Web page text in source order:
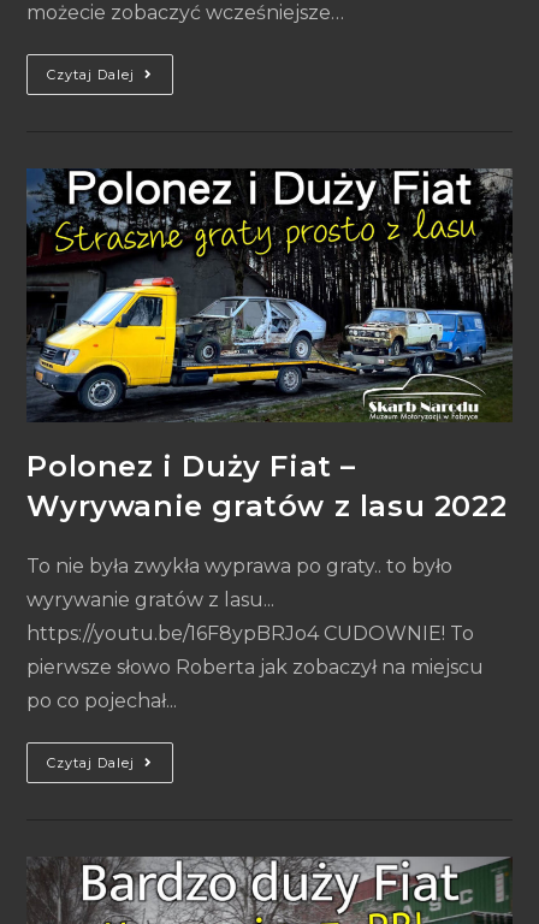
możecie zobaczyć wcześniejsze…
Czytaj Dalej
Polonez i Duży Fiat –
Wyrywanie gratów z lasu 2022
To nie była zwykła wyprawa po graty.. to było
wyrywanie gratów z lasu...
https://youtu.be/16F8ypBRJo4 CUDOWNIE! To
pierwsze słowo Roberta jak zobaczył na miejscu
po co pojechał...​
Czytaj Dalej